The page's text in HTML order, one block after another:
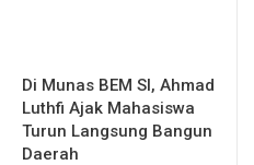
Di Munas BEM SI, Ahmad
Luthfi Ajak Mahasiswa
Turun Langsung Bangun
Daerah